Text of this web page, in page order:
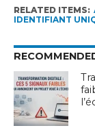
RELATED ITEMS:
IDENTIFIANT